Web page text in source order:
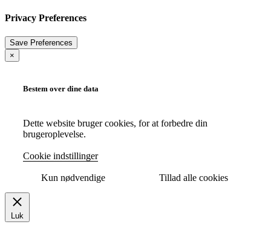
Privacy Preferences
×
Bestem over dine data
Dette website bruger cookies, for at forbedre din
brugeroplevelse.
Cookie indstillinger
Kun nødvendige Tillad alle cookies
Luk